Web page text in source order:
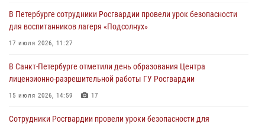
В Ленинградской области сотрудники Росгвардии обнаружили
пропавшего мальчика с нарушением слуха и помогли ему вернуться
домой
В Санкт-Петербурге при содействии СОБР Росгвардии задержаны
подозреваемые в мошеннических действиях
В Петербурге сотрудники Росгвардии провели урок безопасности
для воспитанников лагеря «Подсолнух»
17 июля 2026, 11:27
В Санкт-Петербурге отметили день образования Центра
лицензионно-разрешительной работы ГУ Росгвардии
15 июля 2026, 14:59 17
Сотрудники Росгвардии провели уроки безопасности для